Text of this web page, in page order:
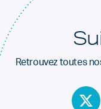
Retrouvez toutes